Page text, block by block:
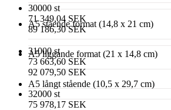
30000 st
71 349,04 SEK
89 186,30 SEK
31000 st
73 663,60 SEK
92 079,50 SEK
32000 st
75 978,17 SEK
A5 stående format (14,8 x 21 cm)
A5 liggande format (21 x 14,8 cm)
A5 långt stående (10,5 x 29,7 cm)